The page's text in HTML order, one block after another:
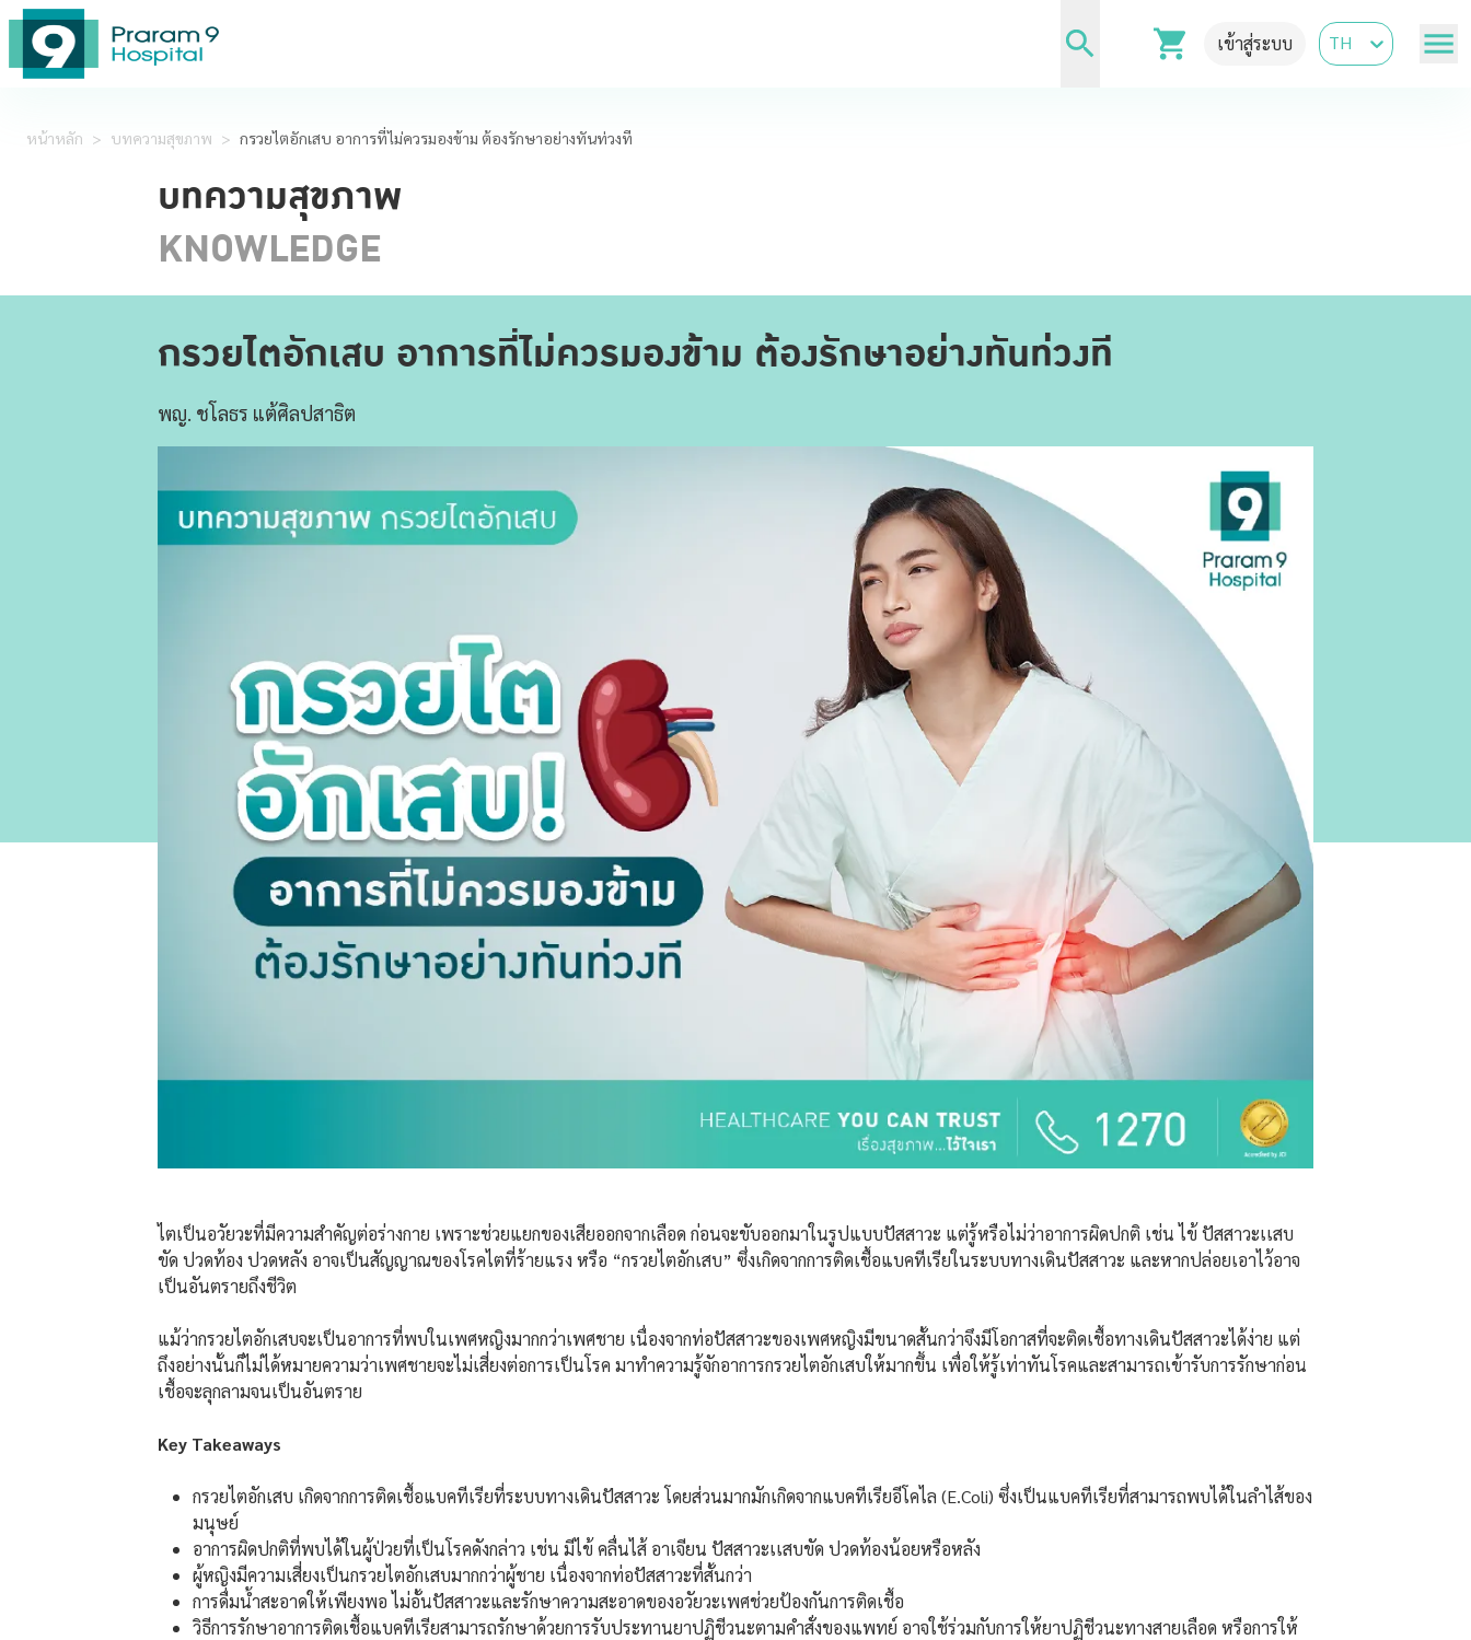
เข้าสู่ระบบ TH
หน้าหลัก > บทความสุขภาพ > กรวยไตอักเสบ อาการที่ไม่ควรมองข้าม ต้องรักษาอย่างทันท่วงที
บทความสุขภาพ
KNOWLEDGE
กรวยไตอักเสบ อาการที่ไม่ควรมองข้าม ต้องรักษาอย่างทันท่วงที
พญ. ชโลธร แต้ศิลปสาธิต
ไตเป็นอวัยวะที่มีความสำคัญต่อร่างกาย เพราะช่วยแยกของเสียออกจากเลือด ก่อนจะขับออกมาในรูปแบบปัสสาวะ แต่รู้หรือไม่ว่าอาการผิดปกติ เช่น ไข้ ปัสสาวะเเสบ
ขัด ปวดท้อง ปวดหลัง อาจเป็นสัญญาณของโรคไตที่ร้ายแรง หรือ “กรวยไตอักเสบ” ซึ่งเกิดจากการติดเชื้อแบคทีเรียในระบบทางเดินปัสสาวะ และหากปล่อยเอาไว้อาจ
เป็นอันตรายถึงชีวิต
แม้ว่ากรวยไตอักเสบจะเป็นอาการที่พบในเพศหญิงมากกว่าเพศชาย เนื่องจากท่อปัสสาวะของเพศหญิงมีขนาดสั้นกว่าจึงมีโอกาสที่จะติดเชื้อทางเดินปัสสาวะได้ง่าย แต่
ถึงอย่างนั้นก็ไม่ได้หมายความว่าเพศชายจะไม่เสี่ยงต่อการเป็นโรค มาทำความรู้จักอาการกรวยไตอักเสบให้มากขึ้น เพื่อให้รู้เท่าทันโรคและสามารถเข้ารับการรักษาก่อน
เชื้อจะลุกลามจนเป็นอันตราย
Key Takeaways
กรวยไตอักเสบ เกิดจากการติดเชื้อแบคทีเรียที่ระบบทางเดินปัสสาวะ โดยส่วนมากมักเกิดจากแบคทีเรียอีโคไล (E.Coli) ซึ่งเป็นแบคทีเรียที่สามารถพบได้ในลำไส้ของ
มนุษย์
อาการผิดปกติที่พบได้ในผู้ป่วยที่เป็นโรคดังกล่าว เช่น มีไข้ คลื่นไส้ อาเจียน ปัสสาวะเเสบขัด ปวดท้องน้อยหรือหลัง
ผู้หญิงมีความเสี่ยงเป็นกรวยไตอักเสบมากกว่าผู้ชาย เนื่องจากท่อปัสสาวะที่สั้นกว่า
การดื่มน้ำสะอาดให้เพียงพอ ไม่อั้นปัสสาวะและรักษาความสะอาดของอวัยวะเพศช่วยป้องกันการติดเชื้อ
วิธีการรักษาอาการติดเชื้อแบคทีเรียสามารถรักษาด้วยการรับประทานยาปฏิชีวนะตามคำสั่งของแพทย์ อาจใช้ร่วมกับการให้ยาปฏิชีวนะทางสายเลือด หรือการให้